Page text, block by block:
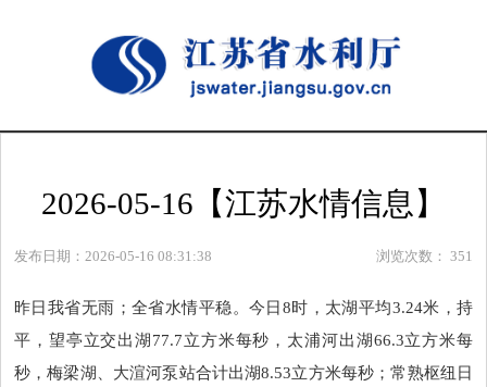
2026-05-16【江苏水情信息】
发布日期：2026-05-16 08:31:38 浏览次数： 351
昨日我省无雨；全省水情平稳。今日8时，太湖平均3.24米，持
平，望亭立交出湖77.7立方米每秒，太浦河出湖66.3立方米每
秒，梅梁湖、大渲河泵站合计出湖8.53立方米每秒；常熟枢纽日